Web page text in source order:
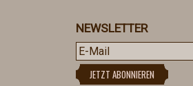
NEWSLETTER